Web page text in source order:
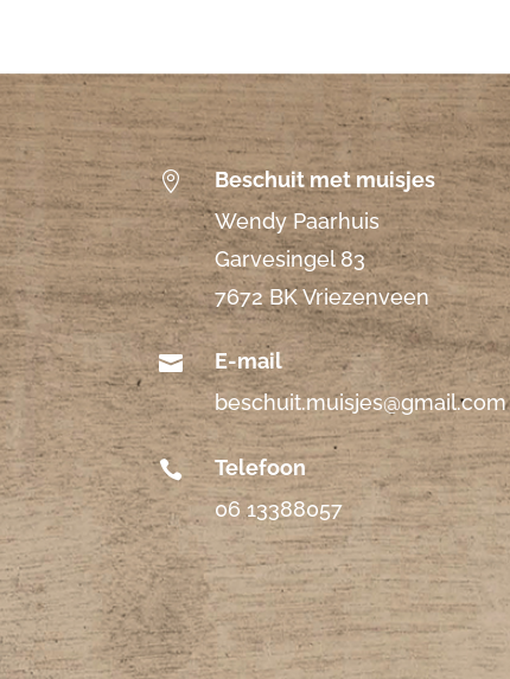

Beschuit met muisjes
Wendy Paarhuis
Garvesingel 83
7672 BK Vriezenveen

E-mail
beschuit.muisjes@gmail.com

Telefoon
06 13388057